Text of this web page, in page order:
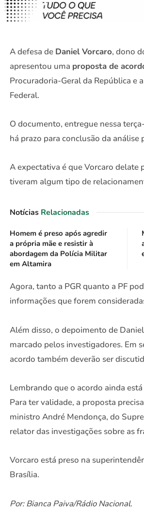
A defesa de Daniel Vorcaro, dono
apresentou uma proposta de
Procuradoria-Geral da República e
Federal.
O documento, entregue nessa
há prazo para conclusão da análise
A expectativa é que Vorcaro delate
tiveram algum tipo de
Notícias Relacionadas
Homem é preso após agredir
a própria mãe e resistir à
abordagem da Polícia Militar
em Altamira
Agora, tanto a PGR quanto a PF
informações que forem
Além disso, o depoimento de
marcado pelos investigadores. Em
acordo também deverão ser
Lembrando que o acordo ainda
Para ter validade, a proposta
ministro André Mendonça, do
relator das investigações sobre as
Vorcaro está preso na
Brasília.
Por: Bianca Paiva/Rádio Nacional.